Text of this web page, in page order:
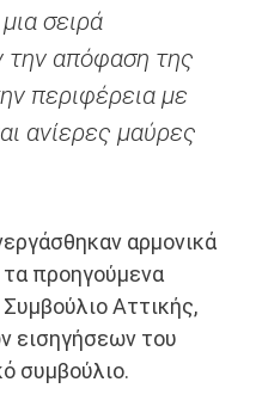
σειρά
την απόφαση της
περιφέρεια με
ανίερες μαύρες
αρμονικά
προηγούμενα
Αττικής,
εισηγήσεων του
συμβούλιο.